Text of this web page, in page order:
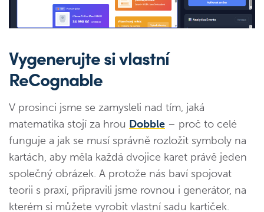
Vygenerujte si vlastní
ReCognable
V prosinci jsme se zamysleli nad tím, jaká
matematika stojí za hrou Dobble – proč to celé
funguje a jak se musí správně rozložit symboly na
kartách, aby měla každá dvojice karet právě jeden
společný obrázek. A protože nás baví spojovat
teorii s praxí, připravili jsme rovnou i generátor, na
kterém si můžete vyrobit vlastní sadu kartiček.